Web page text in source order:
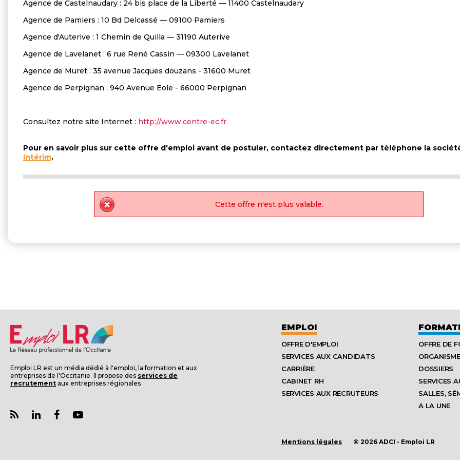
Agence de Castelnaudary : 24 bis place de la Liberté — 11400 Castelnaudary
Agence de Pamiers : 10 Bd Delcassé — 09100 Pamiers
Agence d'Auterive : 1 Chemin de Quilla — 31190 Auterive
Agence de Lavelanet : 6 rue René Cassin — 09300 Lavelanet
Agence de Muret : 35 avenue Jacques douzans - 31600 Muret
Agence de Perpignan : 940 Avenue Eole - 66000 Perpignan
Consultez notre site Internet : http://www.centre-ec.fr
Pour en savoir plus sur cette offre d'emploi avant de postuler, contactez directement par téléphone la
Intérim.
Cette offre n'est plus valable.
Emploi LR est un média dédié à l'emploi, la formation et aux
entreprises de l'Occitanie. Il propose des services de
recrutement aux entreprises régionales
EMPLOI
OFFRE D'EMPLOI
SERVICES AUX CANDIDATS
CARRIÈRE
CABINET RH
SERVICES AUX RECRUTEURS
OFFRE DE
DOSSIERS
SERVICES
SALLES,
A LA UNE
Mentions légales © 2026 ADCI - Emploi LR